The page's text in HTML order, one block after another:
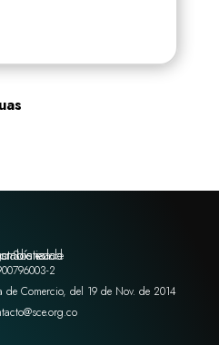
2
de Comercio, del 19 de Nov. de 2014